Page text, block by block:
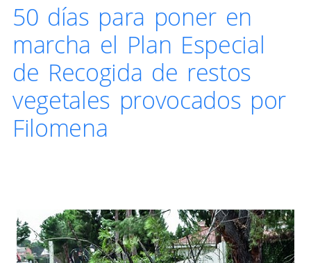
50 días para poner en
marcha el Plan Especial
de Recogida de restos
vegetales provocados por
Filomena